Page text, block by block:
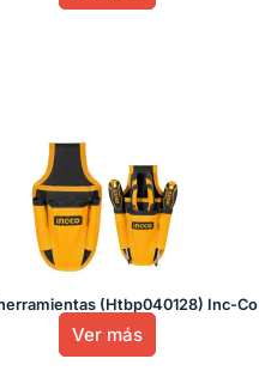
(Htbp040128) Inc-Co
Ver más